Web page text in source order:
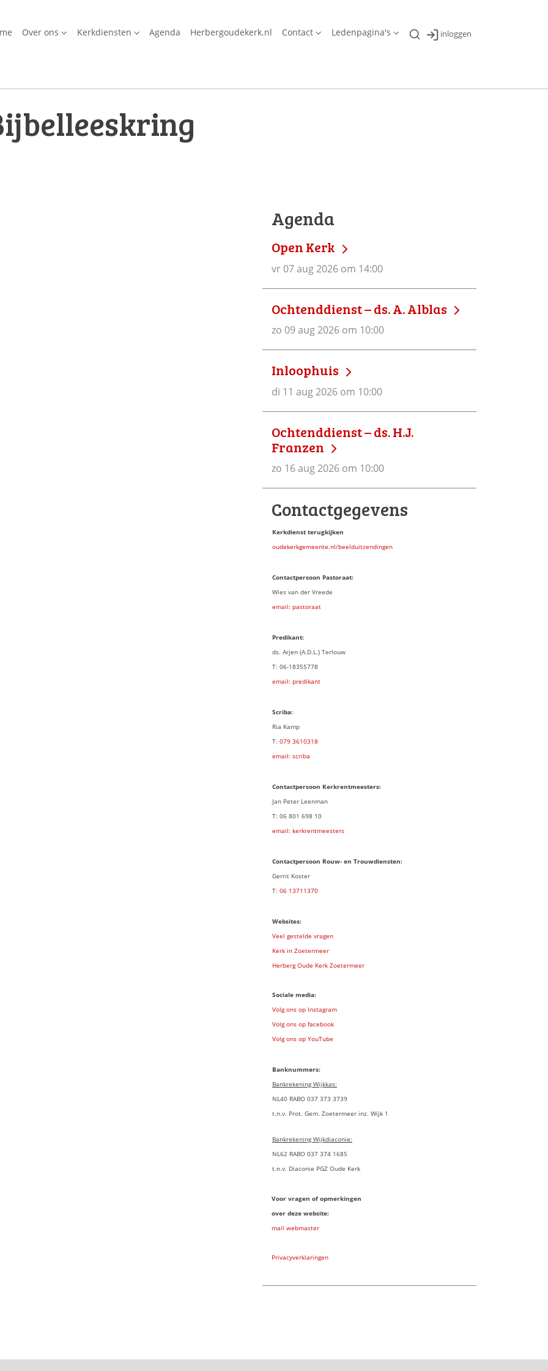
Over ons Kerkdiensten Agenda Herbergoudekerk.nl Contact Ledenpagina's inloggen
Agenda
Open Kerk
vr 07 aug 2026 om 14:00
Ochtenddienst – ds. A. Alblas
zo 09 aug 2026 om 10:00
Inloophuis
di 11 aug 2026 om 10:00
Ochtenddienst – ds. H.J.
Franzen
zo 16 aug 2026 om 10:00
Contactgegevens
Kerkdienst terugkijken
oudekerkgemeente.nl/beelduitzendingen
Contactpersoon Pastoraat:
Wies van der Vreede
email: pastoraat
Predikant:
ds. Arjen (A.D.L.) Terlouw
T: 06-18355778
email: predikant
Scriba:
Ria Kamp
T: 079 3610318
email: scriba
Contactpersoon Kerkrentmeesters:
Jan Peter Leenman
T: 06 801 698 10
email: kerkrentmeesters
Contactpersoon Rouw- en Trouwdiensten:
Gerrit Koster
T: 06 13711370
Websites:
Veel gestelde vragen
Kerk in Zoetermeer
Herberg Oude Kerk Zoetermeer
Sociale media:
Volg ons op Instagram
Volg ons op facebook
Volg ons op YouTube
Banknummers:
Bankrekening Wijkkas:
NL40 RABO 037 373 3739
t.n.v. Prot. Gem. Zoetermeer inz. Wijk 1
Bankrekening Wijkdiaconie:
NL62 RABO 037 374 1685
t.n.v. Diaconie PGZ Oude Kerk
Voor vragen of opmerkingen
over deze website:
mail webmaster
Privacyverklaringen